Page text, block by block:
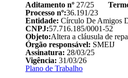
Aditamento nº 27/25 Termo
Processo nº:36.191/23
Entidade: Círculo De Amigos
CNPJ:57.716.185/0001-52
Objeto:Altera a cláusula de
Órgão responsável: SMEIJ
Assinatura: 28/03/25
Vigência: 31/03/26
Plano de Trabalho